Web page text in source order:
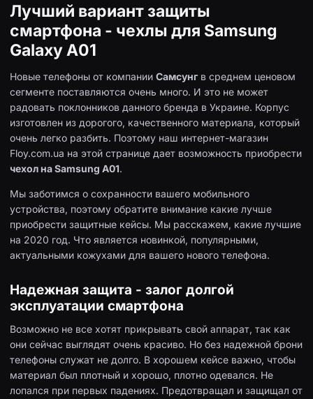
Лучший вариант защиты
смартфона - чехлы для Samsung
Galaxy A01
Новые телефоны от компании Самсунг в среднем ценовом
сегменте поставляются очень много. И это не может
радовать поклонников данного бренда в Украине. Корпус
изготовлен из дорогого, качественного материала, который
очень легко разбить. Поэтому наш интернет-магазин
Floy.com.ua на этой странице дает возможность приобрести
чехол на Samsung A01.
Мы заботимся о сохранности вашего мобильного
устройства, поэтому обратите внимание какие лучше
приобрести защитные кейсы. Мы расскажем, какие лучшие
на 2020 год. Что является новинкой, популярными,
актуальными кожухами для вашего нового телефона.
Надежная защита - залог долгой
эксплуатации смартфона
Возможно не все хотят прикрывать свой аппарат, так как
они сейчас выглядят очень красиво. Но без надежной брони
телефоны служат не долго. В хорошем кейсе важно, чтобы
материал был плотный и хорошо, плотно одевался. Не
лопался при первых падениях. Предотвращал и защищал от